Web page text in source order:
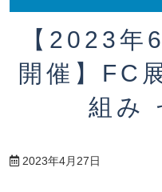
【2023年
開催】FC
組み
2023年4月27日